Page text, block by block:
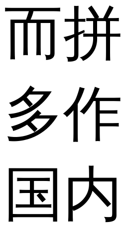
而
多
国